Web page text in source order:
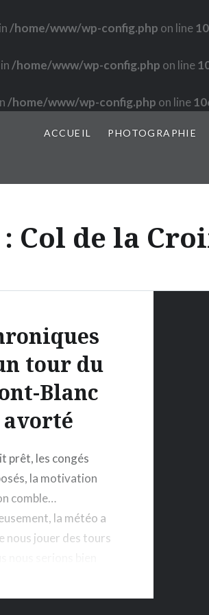
/home/www/wp-config.php on line
/home/www/wp-config.php on line
/home/www/wp-config.php on line
ACCUEIL PHOTOGRAPHIE
Col de la
tour du
Blanc
avorté
prêt, les congés
la motivation
comble…
la météo a
nous jouer des tours